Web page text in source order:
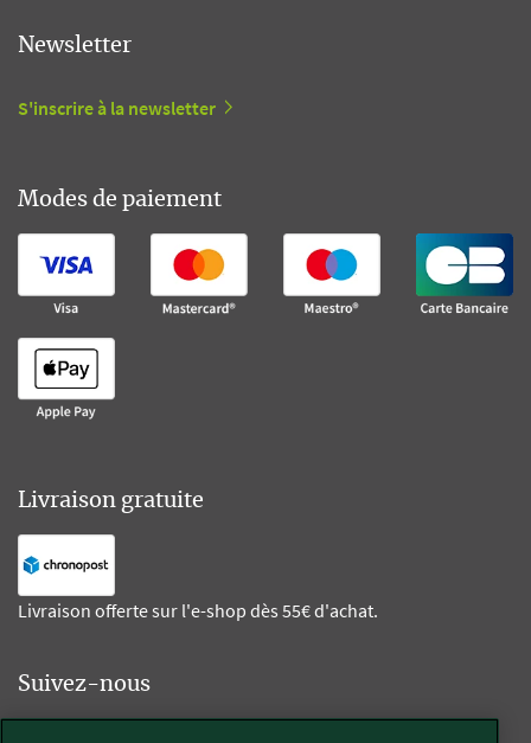
Newsletter
S'inscrire à la newsletter
Modes de paiement
Livraison gratuite
Livraison offerte sur l'e-shop dès 55€ d'achat.
Suivez-nous